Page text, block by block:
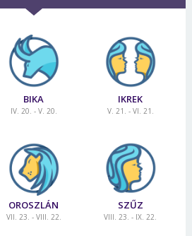
BIKA
IV. 20. - V. 20.
IKREK
V. 21. - VI. 21.
OROSZLÁN
VII. 23. - VIII. 22.
SZŰZ
VIII. 23. - IX. 22.